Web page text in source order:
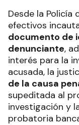
Desde la Policía
efectivos
documento de
denunciante,
interés para la
acusada, la
de la causa
supeditada al
investigación y
probatoria